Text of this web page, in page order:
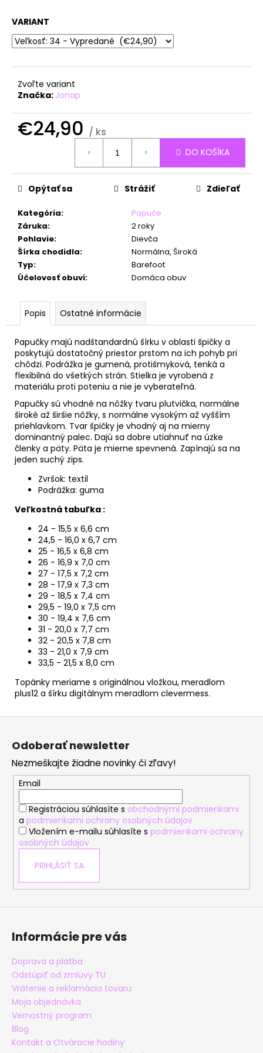
VARIANT
Zvoľte variant
Značka: Jonap
€24,90 / ks
DO KOŠÍKA
Kategória:
Papuče
Záruka:
2 roky
Pohlavie:
Dievča
Šírka chodidla:
Normálna, Široká
Typ:
Barefoot
Účelovosť obuvi: Domáca obuv
Opýtať sa Strážiť Zdieľať
Popis Ostatné informácie
Papučky majú nadštandardnú šírku v oblasti špičky a
poskytujú dostatočný priestor prstom na ich pohyb pri
chôdzi. Podrážka je gumená, protišmyková, tenká a
flexibilná do všetkých strán. Stielka je vyrobená z
materiálu proti poteniu a nie je vyberateľná.
Papučky sú vhodné na nôžky tvaru plutvička, normálne
široké až širšie nôžky, s normálne vysokým až vyšším
priehlavkom. Tvar špičky je vhodný aj na mierny
dominantný palec. Dajú sa dobre utiahnuť na úzke
členky a päty. Päta je mierne spevnená. Zapínajú sa na
jeden suchý zips.
Zvršok: textil
Podrážka: guma
Veľkostná tabuľka :
24 - 15,5 x 6,6 cm
24,5 - 16,0 x 6,7 cm
25 - 16,5 x 6,8 cm
26 - 16,9 x 7,0 cm
27 - 17,5 x 7,2 cm
28 - 17,9 x 7,3 cm
29 - 18,5 x 7,4 cm
29,5 - 19,0 x 7,5 cm
30 - 19,4 x 7,6 cm
31 - 20,0 x 7,7 cm
32 - 20,5 x 7,8 cm
33 - 21,0 x 7,9 cm
33,5 - 21,5 x 8,0 cm
Topánky meriame s originálnou vložkou, meradlom
plus12 a šírku digitálnym meradlom clevermess.
á
j
s
?
HĽADAŤ
O
p
o
ú
č
a
Z
Odoberať newsletter
Nezmeškajte žiadne novinky či zľavy!
Email
Registráciou súhlasíte s obchodnými podmienkami
a podmienkami ochrany osobných údajov
Vložením e-mailu súhlasíte s podmienkami ochrany
osobných údajov
PRIHLÁSIŤ SA
Informácie pre vás
Doprava a platba
Odstúpiť od zmluvy TU
Vrátenie a reklamácia tovaru
Moja objednávka
Vernostný program
Blog
Kontakt a Otváracie hodiny